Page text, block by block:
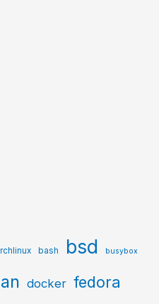
bash bsd busybox
docker fedora